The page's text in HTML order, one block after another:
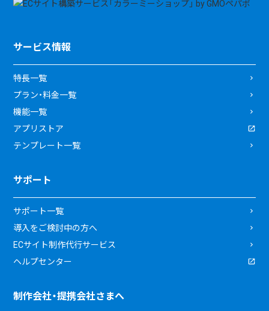
サービス情報
特長一覧
プラン・料金一覧
機能一覧
アプリストア
テンプレート一覧
サポート
サポート一覧
導入をご検討中の方へ
ECサイト制作代行サービス
ヘルプセンター
制作会社・提携会社さまへ